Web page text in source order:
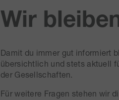
Wir
Damit du immer gut informiert
übersichtlich und stets aktuell
der Gesellschaften.
Für weitere Fragen stehen wir